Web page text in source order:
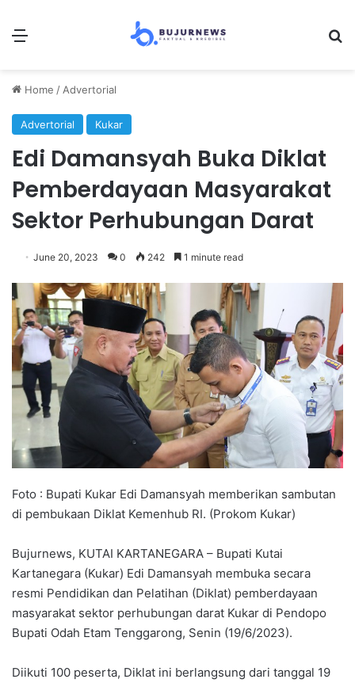
Menu
Home / Advertorial
Advertorial Kukar
Edi Damansyah Buka Diklat
Pemberdayaan Masyarakat
Sektor Perhubungan Darat
June 20, 2023 0 242 1 minute read
Foto : Bupati Kukar Edi Damansyah memberikan sambutan
di pembukaan Diklat Kemenhub RI. (Prokom Kukar)
Bujurnews, KUTAI KARTANEGARA – Bupati Kutai
Kartanegara (Kukar) Edi Damansyah membuka secara
resmi Pendidikan dan Pelatihan (Diklat) pemberdayaan
masyarakat sektor perhubungan darat Kukar di Pendopo
Bupati Odah Etam Tenggarong, Senin (19/6/2023).
Diikuti 100 peserta, Diklat ini berlangsung dari tanggal 19